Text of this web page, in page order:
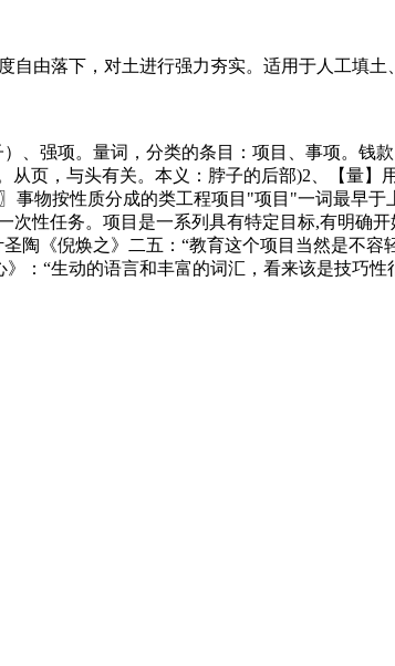
由落下，对土进行强力夯实。适用于人工填土
、强项。量词，分类的条目：项目、事项。钱
页，与头有关。本义：脖子的后部)2、【量】用
事物按性质分成的类工程项目"项目"一词最早
性任务。项目是一系列具有特定目标,有明确
《倪焕之》二五：“教育这个项目当然是不容
：“生动的语言和丰富的词汇，看来该是技巧性